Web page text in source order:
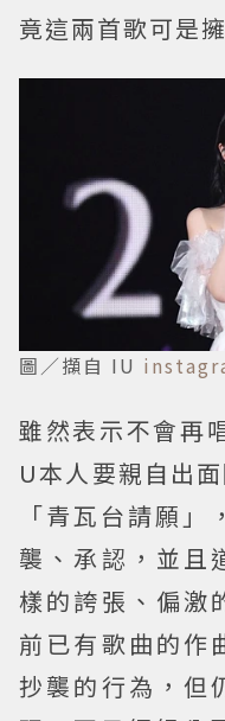
竟這兩首歌可是
圖／擷自 IU
雖然表示不會再
U本人要親自出
「青瓦台請願
襲、承認，並且
樣的誇張、偏激
前已有歌曲的作
抄襲的行為，但